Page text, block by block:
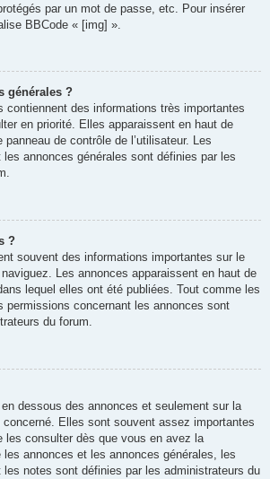
par un mot de passe, etc. Pour insérer
BBCode « [img] ».
générales ?
contiennent des informations très importantes
en priorité. Elles apparaissent en haut de
de contrôle de l’utilisateur. Les
annonces générales sont définies par les
?
souvent des informations importantes sur le
Les annonces apparaissent en haut de
lequel elles ont été publiées. Tout comme les
permissions concernant les annonces sont
du forum.
dessous des annonces et seulement sur la
concerné. Elles sont souvent assez importantes
les consulter dès que vous en avez la
annonces et les annonces générales, les
notes sont définies par les administrateurs du